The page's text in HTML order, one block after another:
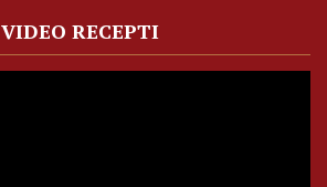
VIDEO RECEPTI